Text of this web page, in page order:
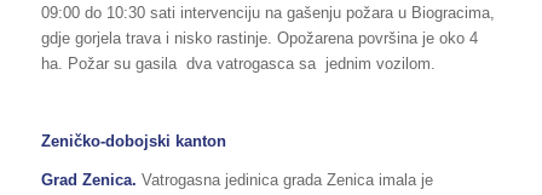
09:00 do 10:30 sati intervenciju na gašenju požara u Biogracima,
gdje gorjela trava i nisko rastinje. Opožarena površina je oko 4
ha. Požar su gasila dva vatrogasca sa jednim vozilom.
Zeničko-dobojski kanton
Grad Zenica. Vatrogasna jedinica grada Zenica imala je